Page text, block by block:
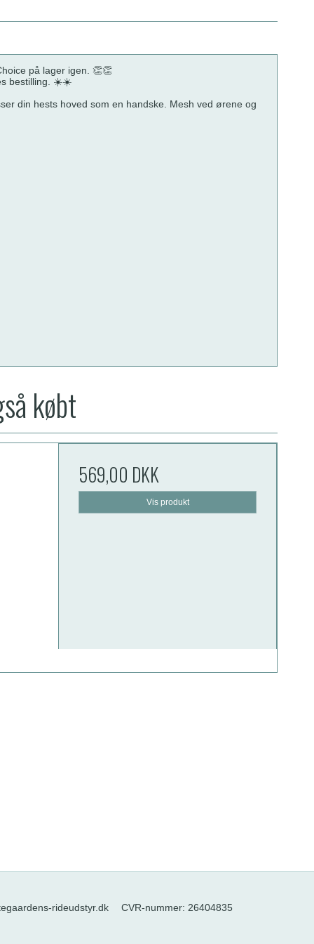
på lager igen. 👏👏
bestilling. ☀️☀️
din hests hoved som en handske. Mesh ved ørene og
købt
569,00 DKK
Vis produkt
rideudstyr.dk CVR-nummer: 26404835